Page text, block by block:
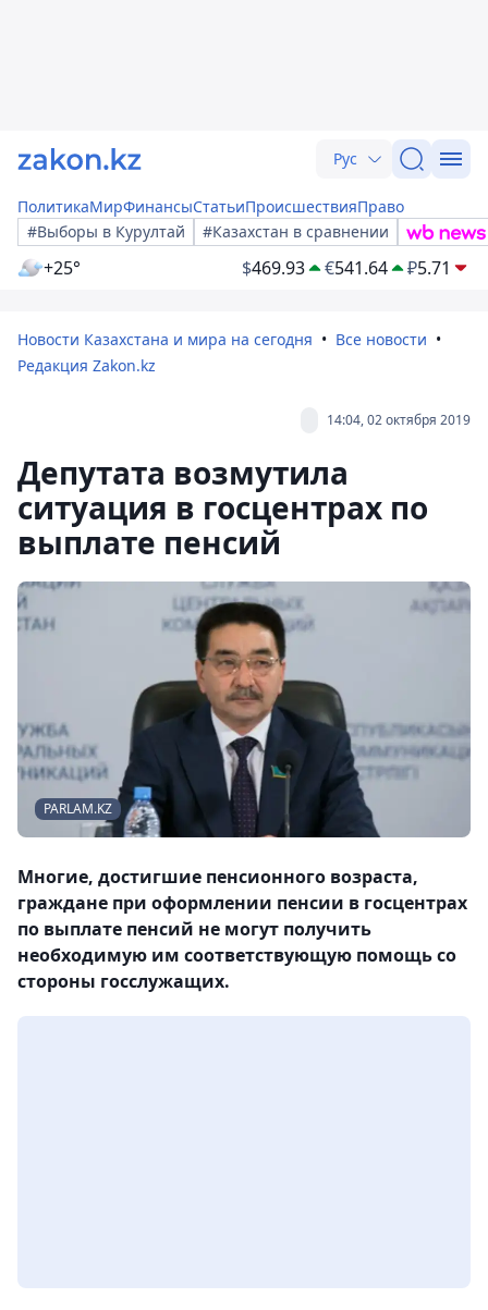
Рус
ПолитикаМирФинансыСтатьиПроисшествияПраво
#Выборы в Курултай
#Казахстан в сравнении
+25° $469.93 €541.64 ₽5.71
Новости Казахстана и мира на сегодня
Все новости
Редакция Zakon.kz
14:04, 02 октября 2019
Депутата возмутила
ситуация в госцентрах по
выплате пенсий
PARLAM.KZ
Многие, достигшие пенсионного возраста,
граждане при оформлении пенсии в госцентрах
по выплате пенсий не могут получить
необходимую им соответствующую помощь со
стороны госслужащих.